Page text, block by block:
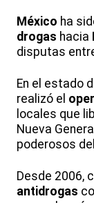
México ha
drogas hacia
disputas
En el estado
realizó el
locales que
Nueva
poderosos
Desde 2006,
antidrogas